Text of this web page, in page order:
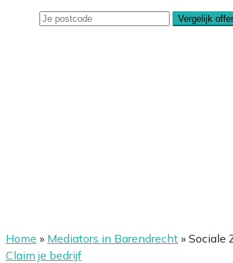
Vergelijk
Home » Mediators in Barendrecht » Sociale
Claim je bedrijf